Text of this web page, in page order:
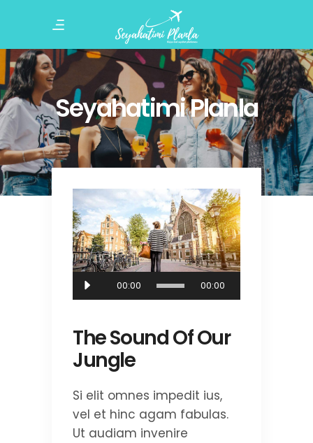
Seyahatimi Planla
Ses
oynatıcı
00:00 00:00
The Sound Of Our
Jungle
Si elit omnes impedit ius,
vel et hinc agam fabulas.
Ut audiam invenire